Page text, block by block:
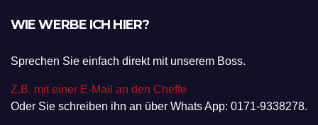
WIE WERBE ICH HIER?
Sprechen Sie einfach direkt mit unserem Boss.
Z.B. mit einer E-Mail an den Cheffe
Oder Sie schreiben ihn an über Whats App: 0171-9338278.